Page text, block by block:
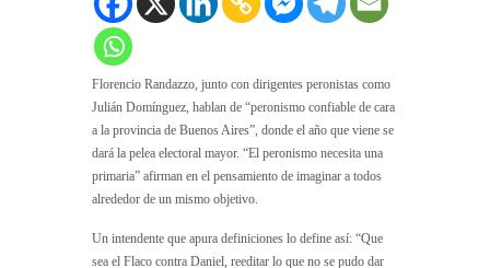
Florencio Randazzo, junto con dirigentes peronistas como
Julián Domínguez, hablan de “peronismo confiable de cara
a la provincia de Buenos Aires”, donde el año que viene se
dará la pelea electoral mayor. “El peronismo necesita una
primaria” afirman en el pensamiento de imaginar a todos
alrededor de un mismo objetivo.
Un intendente que apura definiciones lo define así: “Que
sea el Flaco contra Daniel, reeditar lo que no se pudo dar